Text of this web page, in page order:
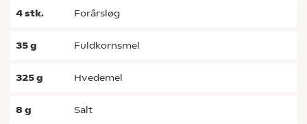
4stk. forårsløg
35g fuldkornsmel
325g hvedemel
8 g salt